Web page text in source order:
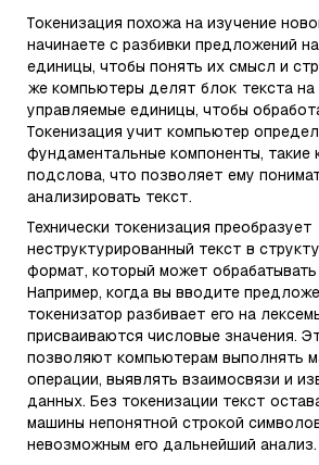
Токенизация похожа на изучение
начинаете с разбивки предложений
единицы, чтобы понять их смысл и
же компьютеры делят блок текста на
управляемые единицы, чтобы
Токенизация учит компьютер
фундаментальные компоненты, такие
подслова, что позволяет ему
анализировать текст.
Технически токенизация преобразует
неструктурированный текст в
формат, который может
Например, когда вы вводите
токенизатор разбивает его на
присваиваются числовые значения.
позволяют компьютерам выполнять
операции, выявлять взаимосвязи и
данных. Без токенизации текст
машины непонятной строкой
невозможным его дальнейший анализ.